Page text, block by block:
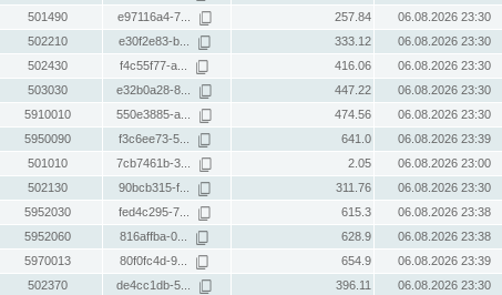
501490 e97116a4-7... 257.84
06.08.2026 23:30
502210 e30f2e83-b... 333.12
06.08.2026 23:30
502430 f4c55f77-a... 416.06
06.08.2026 23:30
503030 e32b0a28-8... 447.22
06.08.2026 23:30
5910010 550e3885-a... 474.56
06.08.2026 23:30
5950090 f3c6ee73-5... 641.0
06.08.2026 23:39
501010 7cb7461b-3... 2.05
06.08.2026 23:00
502130 90bcb315-f... 311.76
06.08.2026 23:30
5952030 fed4c295-7... 615.3
06.08.2026 23:38
5952060 816affba-0... 628.9
06.08.2026 23:38
5970013 80f0fc4d-9... 654.9
06.08.2026 23:39
502370 de4cc1db-5... 396.11 06.08.2026 23:30